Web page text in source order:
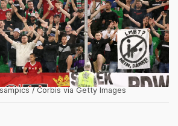
/ Corbis via Getty Images